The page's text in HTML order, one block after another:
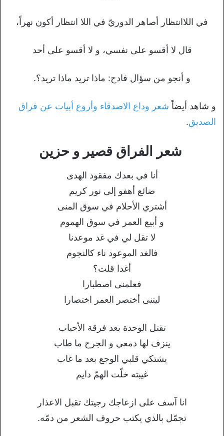
في اللاانتظار أصاهر الدوريّ في اللا انتظار أكون نهراً،
قال لا أقسو على نفسي، و لا أقسو على أحد
و أنجو من سؤال فادح: ماذا تريد ماذا تريد؟.
و شاهد أيضاً شعر وداع الاصدقاء وأروع أبيات عن فراق
الصديق.
شعر الفراق قصير و حزين
أنا في بعدك مفقود الهدى
ضائع أهفو إلى نور كريم
أشتري الأحلام في سوق المنى
و أبيع العمر في سوق الهموم
لا تقل لي في غد موعدنا
فالغد الموعود ناء كالنجوم
أغدا قلت؟
فعلمنى اصطبارا
ليتنى أختصر العمر اختصارا
تقتل الوحدة بعد فرقة الأحباب
ينزف لها دمعي و الجرح ما طاب
يشتكي قلبي الوجع بعد ما غاب
غيبته خلّت الهمّ دايم
انا آسف على ازعاجك رجيتك تقبل الاعذار
تجمّل بالذي يكتب حروف الشعر من دمّه.